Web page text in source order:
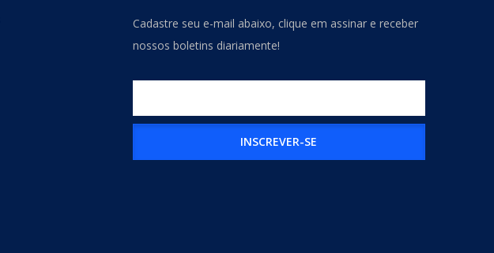
Cadastre seu e-mail abaixo, clique em assinar e receber
nossos boletins diariamente!